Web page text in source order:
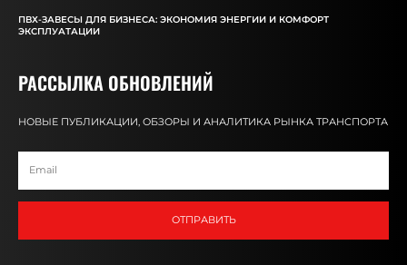
ПВХ-ЗАВЕСЫ ДЛЯ БИЗНЕСА: ЭКОНОМИЯ ЭНЕРГИИ И КОМФОРТ
ЭКСПЛУАТАЦИИ
РАССЫЛКА ОБНОВЛЕНИЙ
НОВЫЕ ПУБЛИКАЦИИ, ОБЗОРЫ И АНАЛИТИКА РЫНКА ТРАНСПОРТА
ОТПРАВИТЬ